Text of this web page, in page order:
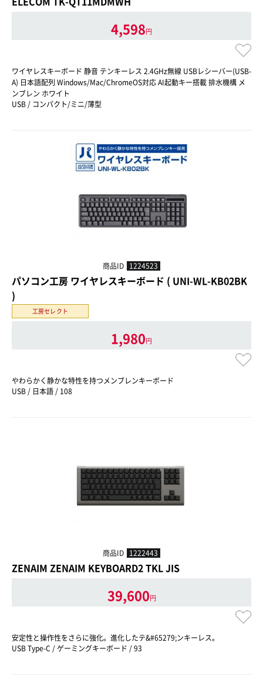
4,598円
ワイヤレスキーボード 静音 テンキーレス 2.4GHz無線 USBレシーバー(USB-
A) 日本語配列 Windows/Mac/ChromeOS対応 AI起動キー搭載 排水機構 メ
ンブレン ホワイト
USB / コンパクト/ミニ/薄型
商品ID 1224523
パソコン工房 ワイヤレスキーボード ( UNI-WL-KB02BK
)
工房セレクト
1,980円
やわらかく静かな特性を持つメンブレンキーボード
USB / 日本語 / 108
商品ID 1222443
ZENAIM ZENAIM KEYBOARD2 TKL JIS
39,600円
安定性と操作性をさらに強化。進化したテ&#65279;ンキーレス。
USB Type-C / ゲーミングキーボード / 93